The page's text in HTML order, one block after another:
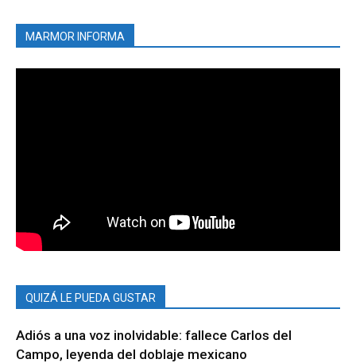
MARMOR INFORMA
QUIZÁ LE PUEDA GUSTAR
Adiós a una voz inolvidable: fallece Carlos del
Campo, leyenda del doblaje mexicano